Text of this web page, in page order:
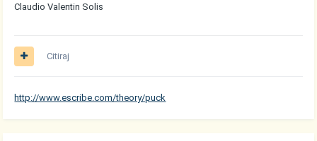
Claudio Valentin Solis
Citiraj
http://www.escribe.com/theory/puck